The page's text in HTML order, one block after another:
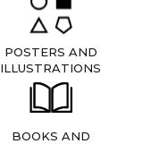
POSTERS AND
ILLUSTRATIONS
BOOKS AND